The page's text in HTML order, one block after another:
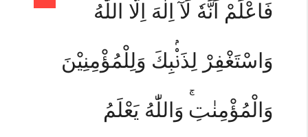
فَاعْلَمْ اَنَّهٗ لَآ اِلٰهَ اِلَّا اللّٰهُ
وَاسْتَغْفِرْ لِذَنْۢبِكَ وَلِلْمُؤْمِنِيْنَ
وَالْمُؤْمِنٰتِۚ وَاللّٰهُ يَعْلَمُ